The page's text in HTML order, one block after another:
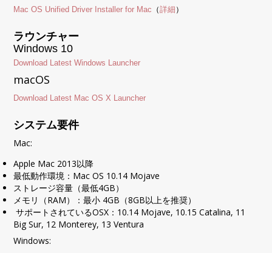
Mac OS Unified Driver Installer for Mac （詳細 ）
ラウンチャー
Windows 10
Download Latest Windows Launcher
macOS
Download Latest Mac OS X Launcher
システム要件
Mac:
Apple Mac 2013以降
最低動作環境：Mac OS 10.14 Mojave
ストレージ容量（最低4GB）
メモリ（RAM）：最小 4GB（8GB以上を推奨）
サポートされているOSX：10.14 Mojave, 10.15 Catalina, 11
Big Sur, 12 Monterey, 13 Ventura
Windows: